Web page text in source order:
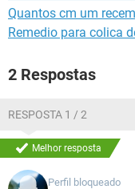
Quantos cm um
Remedio para colica
2 Respostas
RESPOSTA 1 / 2
Melhor resposta
Perfil bloqueado